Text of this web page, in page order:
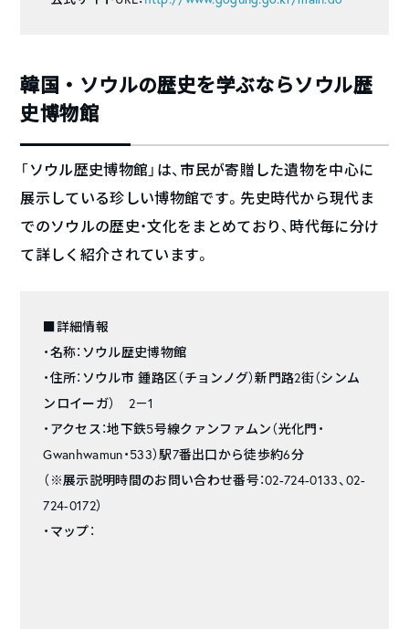
韓国・ソウルの歴史を学ぶならソウル歴
史博物館
「ソウル歴史博物館」は、市民が寄贈した遺物を中心に
展示している珍しい博物館です。先史時代から現代ま
でのソウルの歴史・文化をまとめており、時代毎に分け
て詳しく紹介されています。
■詳細情報
・名称：ソウル歴史博物館
・住所：ソウル市 鍾路区（チョンノグ）新門路2街（シンム
ンロイーガ） 2－1
・アクセス：地下鉄5号線クァンファムン（光化門・
Gwanhwamun・533）駅7番出口から徒歩約6分
（※展示説明時間のお問い合わせ番号：02-724-0133、02-
724-0172）
・マップ：